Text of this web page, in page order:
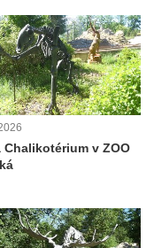
ve
Chalikotérium v ZOO